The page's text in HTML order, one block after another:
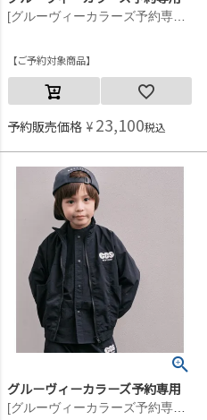
[グルーヴィーカラーズ予約専用] ライトシェル S タフタ ZIP JK【9月入荷予定】 2BK黒
ご予約対象商品
予約販売価格 ¥ 23,100税込
グルーヴィーカラーズ予約専用
[グルーヴィーカラーズ予約専用] ライトシェル S タフタ ZIP JK【9月入荷予定】 2BK黒